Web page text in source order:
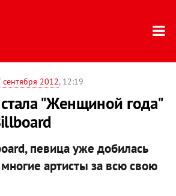
сентября 2012, 12:19
"Женщиной года"
певица уже добилась
артисты за всю свою